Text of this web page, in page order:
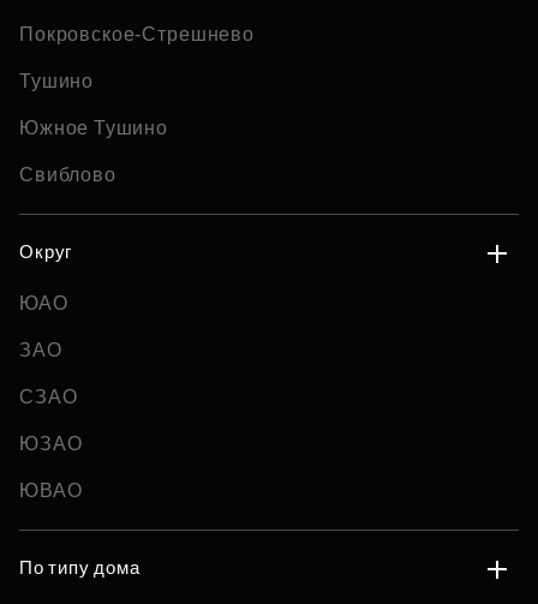
Покровское-Стрешнево
Тушино
Южное Тушино
Свиблово
Округ
ЮАО
ЗАО
СЗАО
ЮЗАО
ЮВАО
По типу дома